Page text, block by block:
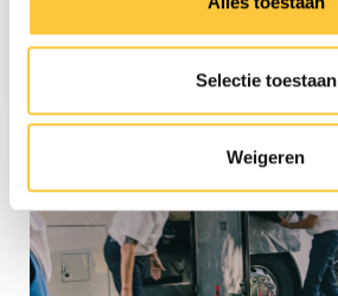
Selectie toestaan
Weigeren